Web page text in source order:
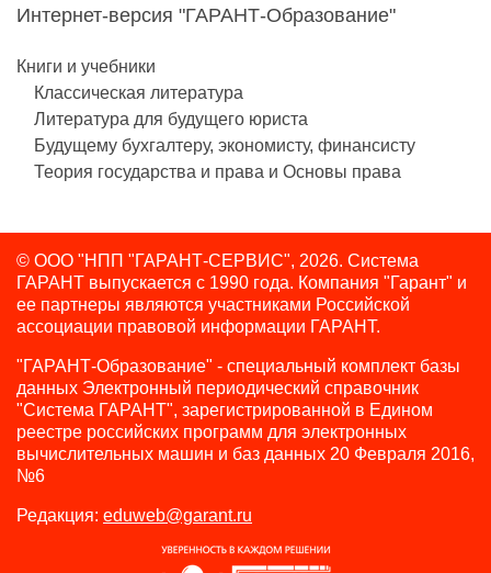
Интернет-версия "ГАРАНТ-Образование"
Книги и учебники
Классическая литература
Литература для будущего юриста
Будущему бухгалтеру, экономисту, финансисту
Теория государства и права и Основы права
© ООО "НПП "ГАРАНТ-СЕРВИС", 2026. Система
ГАРАНТ выпускается с 1990 года. Компания "Гарант" и
ее партнеры являются участниками Российской
ассоциации правовой информации ГАРАНТ.
"ГАРАНТ-Образование" - специальный комплект базы
данных Электронный периодический справочник
"Система ГАРАНТ", зарегистрированной в Едином
реестре российских программ для электронных
вычислительных машин и баз данных 20 Февраля 2016,
№6
Редакция: eduweb@garant.ru